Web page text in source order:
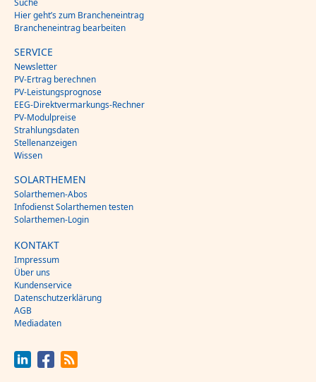
Hier geht’s zum Brancheneintrag
Brancheneintrag bearbeiten
SERVICE
Newsletter
PV-Ertrag berechnen
PV-Leistungsprognose
EEG-Direktvermarkungs-Rechner
PV-Modulpreise
Strahlungsdaten
Stellenanzeigen
Wissen
SOLARTHEMEN
Solarthemen-Abos
Infodienst Solarthemen testen
Solarthemen-Login
KONTAKT
Impressum
Über uns
Kundenservice
Datenschutzerklärung
AGB
Mediadaten